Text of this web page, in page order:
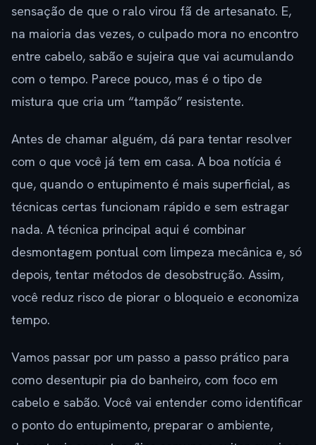
sensação de que o ralo virou fã de artesanato. E,
na maioria das vezes, o culpado mora no encontro
entre cabelo, sabão e sujeira que vai acumulando
com o tempo. Parece pouco, mas é o tipo de
mistura que cria um “tampão” resistente.
Antes de chamar alguém, dá para tentar resolver
com o que você já tem em casa. A boa notícia é
que, quando o entupimento é mais superficial, as
técnicas certas funcionam rápido e sem estragar
nada. A técnica principal aqui é combinar
desmontagem pontual com limpeza mecânica e, só
depois, tentar métodos de desobstrução. Assim,
você reduz risco de piorar o bloqueio e economiza
tempo.
Vamos passar por um passo a passo prático para
como desentupir pia do banheiro, com foco em
cabelo e sabão. Você vai entender como identificar
o ponto do entupimento, preparar o ambiente,